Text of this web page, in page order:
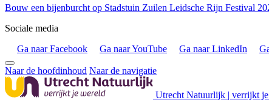
Bouw een bijenburcht op Stadstuin Zuilen Leidsche Rijn Festival
Sociale media
Ga naar Facebook
Ga naar YouTube Ga naar LinkedIn
Naar de hoofdinhoud Naar de navigatie
Utrecht Natuurlijk | verrijkt